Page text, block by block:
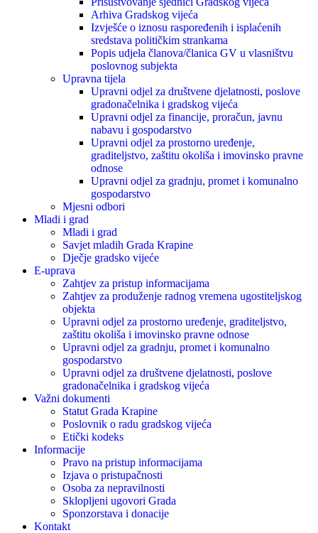
Arhiva Gradskog vijeća
Izvješće o iznosu raspoređenih i isplaćenih
sredstava političkim strankama
Popis udjela članova/članica GV u vlasništvu
poslovnog subjekta
Upravna tijela
Upravni odjel za društvene djelatnosti, poslove
gradonačelnika i gradskog vijeća
Upravni odjel za financije, proračun, javnu
nabavu i gospodarstvo
Upravni odjel za prostorno uređenje,
graditeljstvo, zaštitu okoliša i imovinsko pravne
odnose
Upravni odjel za gradnju, promet i komunalno
gospodarstvo
Mjesni odbori
Mladi i grad
Mladi i grad
Savjet mladih Grada Krapine
Dječje gradsko vijeće
E-uprava
Zahtjev za pristup informacijama
Zahtjev za produženje radnog vremena ugostiteljskog
objekta
Upravni odjel za prostorno uređenje, graditeljstvo,
zaštitu okoliša i imovinsko pravne odnose
Upravni odjel za gradnju, promet i komunalno
gospodarstvo
Upravni odjel za društvene djelatnosti, poslove
gradonačelnika i gradskog vijeća
Važni dokumenti
Statut Grada Krapine
Poslovnik o radu gradskog vijeća
Etički kodeks
Informacije
Pravo na pristup informacijama
Izjava o pristupačnosti
Osoba za nepravilnosti
Sklopljeni ugovori Grada
Sponzorstava i donacije
Kontakt